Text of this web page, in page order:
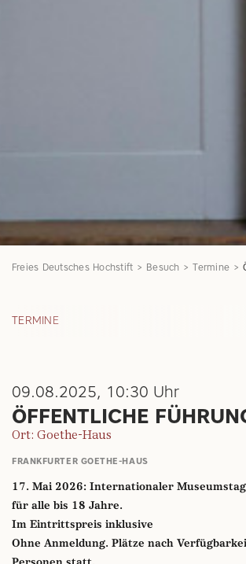
Freies Deutsches Hochstift Besuch Termine
TERMINE
09.08.2025, 10:30 Uhr
ÖFFENTLICHE
Ort: Goethe-Haus
FRANKFURTER GOETHE-HAUS
17. Mai 2026: Internationaler
für alle bis 18 Jahre.
Im Eintrittspreis inklusive
Ohne Anmeldung. Plätze nach